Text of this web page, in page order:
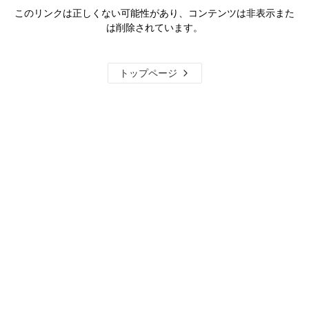
このリンクは正しくない可能性があり、コンテンツは非表示また
は削除されています。
トップページ